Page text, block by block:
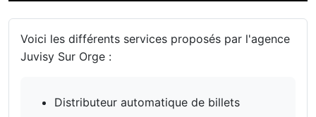
Voici les différents services proposés par l'agence
Juvisy Sur Orge :
Distributeur automatique de billets